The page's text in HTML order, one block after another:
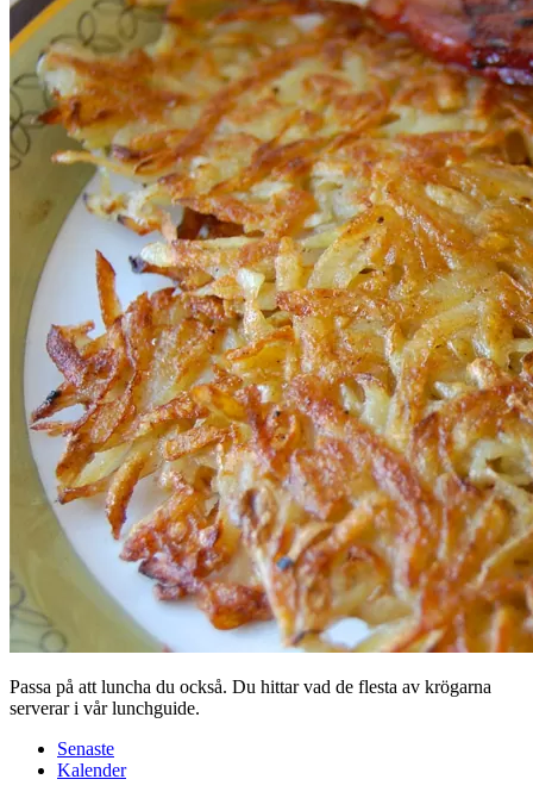
Passa på att luncha du också. Du hittar vad de flesta av krögarna
serverar i vår lunchguide.
Senaste
Kalender